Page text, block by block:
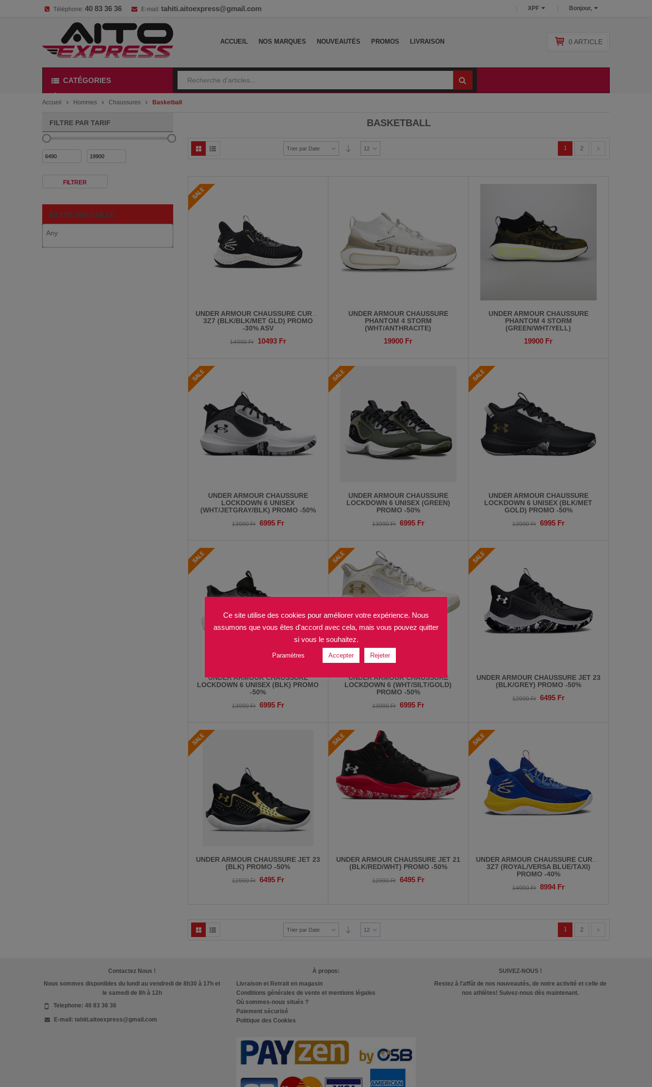
Téléphone: 40 83 36 36 E-mail: tahiti.aitoexpress@gmail.com Bonjour,
XPF
ACCUEIL NOS MARQUES NOUVEAUTÉS PROMOS LIVRAISON 0 ARTICLE
CATÉGORIES
Accueil Hommes Chaussures Basketball
FILTRE PAR TARIF
FILTRER
FILTRE PAR TAILLE
BASKETBALL
Trier par Date 12 1 2
UNDER ARMOUR CHAUSSURE CURRY
3Z7 (BLK/BLK/MET GLD) PROMO
-30% ASV
14990Fr 10493 Fr
UNDER ARMOUR CHAUSSURE
PHANTOM 4 STORM
(WHT/ANTHRACITE)
19900 Fr
UNDER ARMOUR CHAUSSURE
PHANTOM 4 STORM
(GREEN/WHT/YELL)
19900 Fr
UNDER ARMOUR CHAUSSURE
LOCKDOWN 6 UNISEX
(WHT/JETGRAY/BLK) PROMO -50%
13990Fr 6995 Fr
UNDER ARMOUR CHAUSSURE
LOCKDOWN 6 UNISEX (GREEN)
PROMO -50%
13990Fr 6995 Fr
UNDER ARMOUR CHAUSSURE
LOCKDOWN 6 UNISEX (BLK/MET
GOLD) PROMO -50%
13990Fr 6995 Fr
UNDER ARMOUR CHAUSSURE
LOCKDOWN 6 UNISEX (BLK) PROMO
-50%
13990Fr 6995 Fr
UNDER ARMOUR CHAUSSURE
LOCKDOWN 6 (WHT/SILT/GOLD)
PROMO -50%
13990Fr 6995 Fr
UNDER ARMOUR CHAUSSURE JET 23
(BLK/GREY) PROMO -50%
12990Fr 6495 Fr
UNDER ARMOUR CHAUSSURE JET 23
(BLK) PROMO -50%
12990Fr 6495 Fr
UNDER ARMOUR CHAUSSURE JET 21
(BLK/RED/WHT) PROMO -50%
12990Fr 6495 Fr
UNDER ARMOUR CHAUSSURE CURRY
3Z7 (ROYAL/VERSA BLUE/TAXI)
PROMO -40%
14990Fr 8994 Fr
Trier par Date 12 1 2
Contactez Nous !
Nous sommes disponibles du lundi au vendredi de 8h30 à 17h et
le samedi de 8h à 12h
Telephone: 40 83 36 36
E-mail: tahiti.aitoexpress@gmail.com
À propos:
Livraison et Retrait en magasin
Conditions générales de vente et mentions légales
Où sommes-nous situés ?
Paiement sécurisé
Politique des Cookies
SUIVEZ-NOUS !
Restez à l'affût de nos nouveautés, de notre activité et celle de
nos athlètes! Suivez-nous dès maintenant.
Ce site utilise des cookies pour améliorer votre expérience. Nous
assumons que vous êtes d'accord avec cela, mais vous pouvez quitter
si vous le souhaitez.
Paramètres Accepter Rejeter